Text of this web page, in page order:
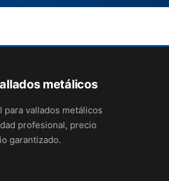
metálicos
para vallados metálicos
profesional, precio
garantizado.